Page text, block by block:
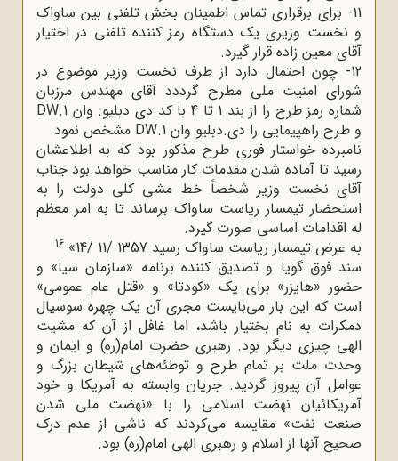
11- برای برقراری تماس اطمینان بخش تلفنی بین ساواک
و نخست وزیری یک دستگاه رمز کننده تلفنی در اختیار
آقای معین زاده قرار گیرد.
12- چون احتمال دارد از طرف نخست وزیر موضوع در
شورای امنیت ملی مطرح گرددد آقای مهندس مرزبان
شماره رمز طرح را از بند 1 تا 4 با کد دی دبلیو. وان DW.1
و طرح راهپیمایی را دی.دبلیو وان DW.1 مشخص نمود.
نامبرده خواستار فوری طرح مذکور بود که به اطلاعشان
رسید تا آماده شدن مقدمات کار مناسب خواهد بود جناب
آقای نخست وزیر شخصاً خط مشی کلی دولت را به
استحضار تیمسار ریاست ساواک برساند تا به امر معظم
له اقدامات اساسی صورت گیرد.
به عرض تیمسار ریاست ساواک رسید 1357 /11 /14»
16
سند فوق گویا و تصدیق کننده برنامه «سازمان سیا» و
حضور «هایزر» برای یک «کودتا» و «قتل عام عمومی»
است که این بار می‌بایست مجری آن یک چهره سوسیال
دمکرات به نام بختیار باشد، اما غافل از آن که مشیت
الهی چیزی دیگر بود. رهبری حضرت امام(ره) و ایمان و
وحدت ملت بر تمام طرح و توطئه‌های شیطان بزرگ و
عوامل آن پیروز گردید. جریان وابسته به آمریکا و خود
آمریکائیان نهضت اسلامی را با «نهضت ملی شدن
صنعت نفت» مقایسه می‌کردند که ناشی از عدم درک
صحیح آنها از اسلام و رهبری الهی امام(ره) بود.